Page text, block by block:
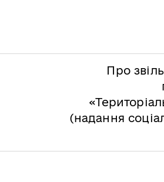
Про
(надання